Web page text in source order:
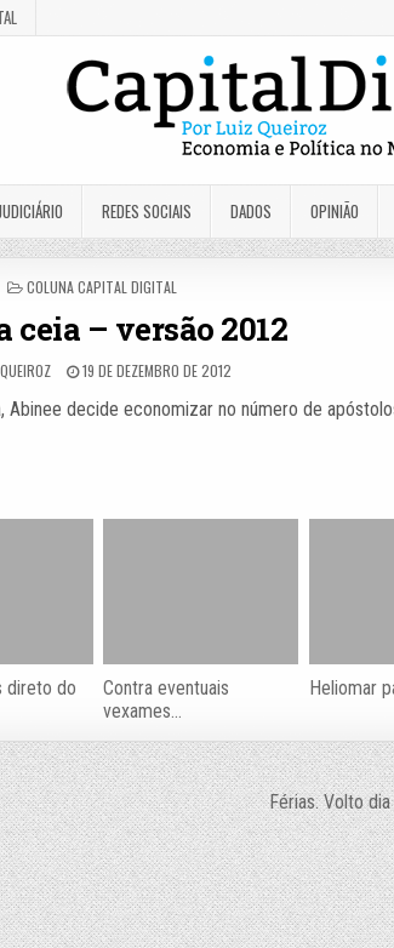
REDES SOCIAIS DADOS OPINIÃO
POSTED
COLUNA CAPITAL DIGITAL
ceia – versão 2012
19 DE DEZEMBRO DE 2012
Abinee decide economizar no número de
direto do
Contra eventuais
vexames…
Heliomar
Férias. Volto